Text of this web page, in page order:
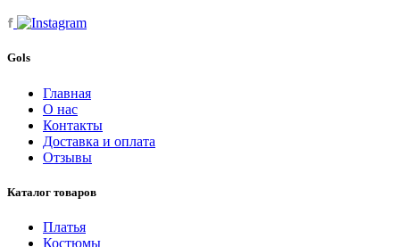
Gols
Главная
О нас
Контакты
Доставка и оплата
Отзывы
Каталог товаров
Платья
Костюмы